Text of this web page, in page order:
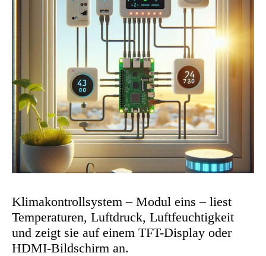
Klimakontrollsystem – Modul eins – liest
Temperaturen, Luftdruck, Luftfeuchtigkeit
und zeigt sie auf einem TFT-Display oder
HDMI-Bildschirm an.